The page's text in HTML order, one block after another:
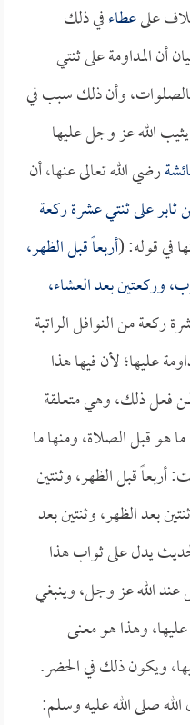
علىعطاءفي ذلك
أن المداومة على ثنتي
وأن ذلك سبب في
الله عز وجل عليها
رضي الله تعالى عنها، أن
ثابر على ثنتي عشرة ركعة
في قوله: (أربعاً قبل الظهر،
وركعتين بعد العشاء،
ركعة من النوافل الراتبة
عليها؛ لأن فيها هذا
فعل ذلك، وهي متعلقة
هو قبل الصلاة، ومنها ما
قبل الظهر، وثنتين
بعد الظهر، وثنتين بعد
يدل على ثواب هذا
الله عز وجل، وينبغي
وهذا هو معنى
ويكون ذلك في الحضر.
صلى الله عليه وسلم: